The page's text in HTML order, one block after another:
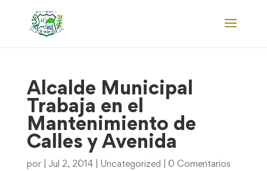
Alcalde Municipal
Trabaja en el
Mantenimiento de
Calles y Avenida
por Jul 2, 2014| Uncategorized 0 Comentarios